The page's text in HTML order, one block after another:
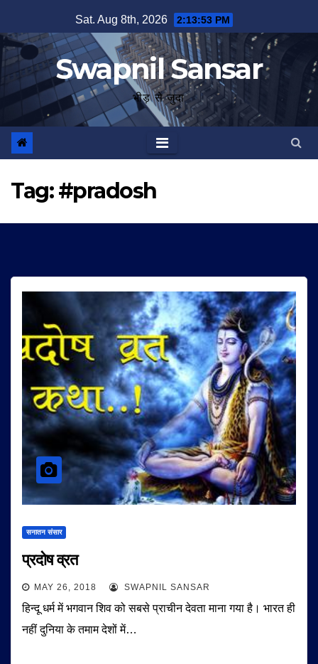
to
content
Sat. Aug 8th, 2026 2:13:53 PM
Swapnil Sansar
भीड़ से जुदा
Tag:#pradosh
सनातन संसार
प्रदोष व्रत
MAY 26, 2018 SWAPNIL SANSAR
हिन्दू धर्म में भगवान शिव को सबसे प्राचीन देवता माना गया है। भारत ही
नहीं दुनिया के तमाम देशों में…